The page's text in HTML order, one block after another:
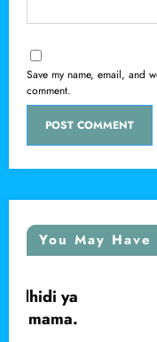
Save my name, email, and
comment.
You May Have
LOCAL
Mwanaume
kwa kutishia